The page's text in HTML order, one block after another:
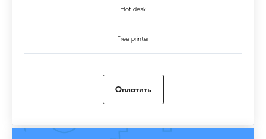
Hot desk
Free printer
Оплатить